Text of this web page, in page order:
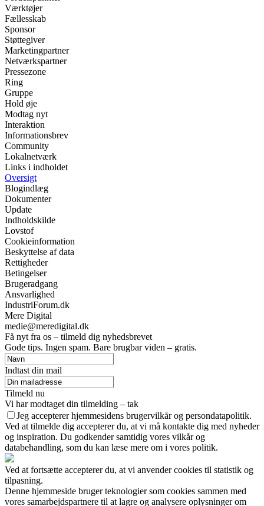
Værktøjer
Fællesskab
Sponsor
Støttegiver
Marketingpartner
Netværkspartner
Pressezone
Ring
Gruppe
Hold øje
Modtag nyt
Interaktion
Informationsbrev
Community
Lokalnetværk
Links i indholdet
Oversigt
Blogindlæg
Dokumenter
Update
Indholdskilde
Lovstof
Cookieinformation
Beskyttelse af data
Rettigheder
Betingelser
Brugeradgang
Ansvarlighed
IndustriForum.dk
Mere Digital
medie@meredigital.dk
Få nyt fra os – tilmeld dig nyhedsbrevet
Gode tips. Ingen spam. Bare brugbar viden – gratis.
Indtast din mail
Tilmeld nu
Vi har modtaget din tilmelding – tak
Jeg accepterer hjemmesidens brugervilkår og persondatapolitik.
Ved at tilmelde dig accepterer du, at vi må kontakte dig med nyheder
og inspiration. Du godkender samtidig vores vilkår og
databehandling, som du kan læse mere om i vores politik.
Ved at fortsætte accepterer du, at vi anvender cookies til statistik og
tilpasning.
Denne hjemmeside bruger teknologier som cookies sammen med
vores samarbejdspartnere til at lagre og analysere oplysninger om